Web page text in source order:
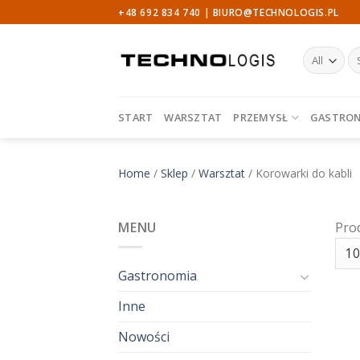
to
+48 692 834 740 | BIURO@TECHNOLOGIS.PL
START WARSZTAT PRZEMYSŁ
Home / Sklep / Warsztat / Korowarki do kabli
MENU
Gastronomia
Inne
Nowości